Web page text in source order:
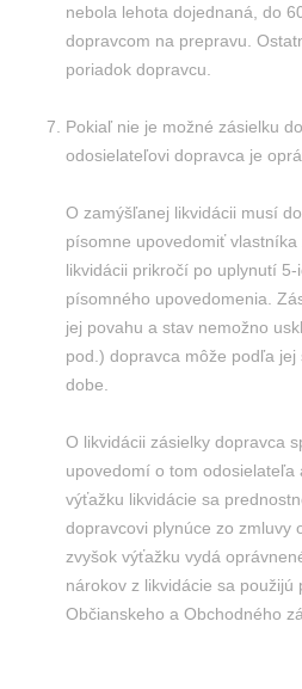
nebola lehota dojednaná, do
dopravcom na prepravu.
poriadok dopravcu.
Pokiaľ nie je možné zásielku
odosielateľovi dopravca je
O zamýšľanej likvidácii musí
písomne upovedomiť vlastníka
likvidácii prikročí po uplynutí
písomného upovedomenia.
jej povahu a stav nemožno
pod.) dopravca môže podľa
dobe.
O likvidácii zásielky dopravca
upovedomí o tom odosielateľa
výťažku likvidácie sa
dopravcovi plynúce zo zmluvy
zvyšok výťažku vydá
nárokov z likvidácie sa použijú
Občianskeho a Obchodného